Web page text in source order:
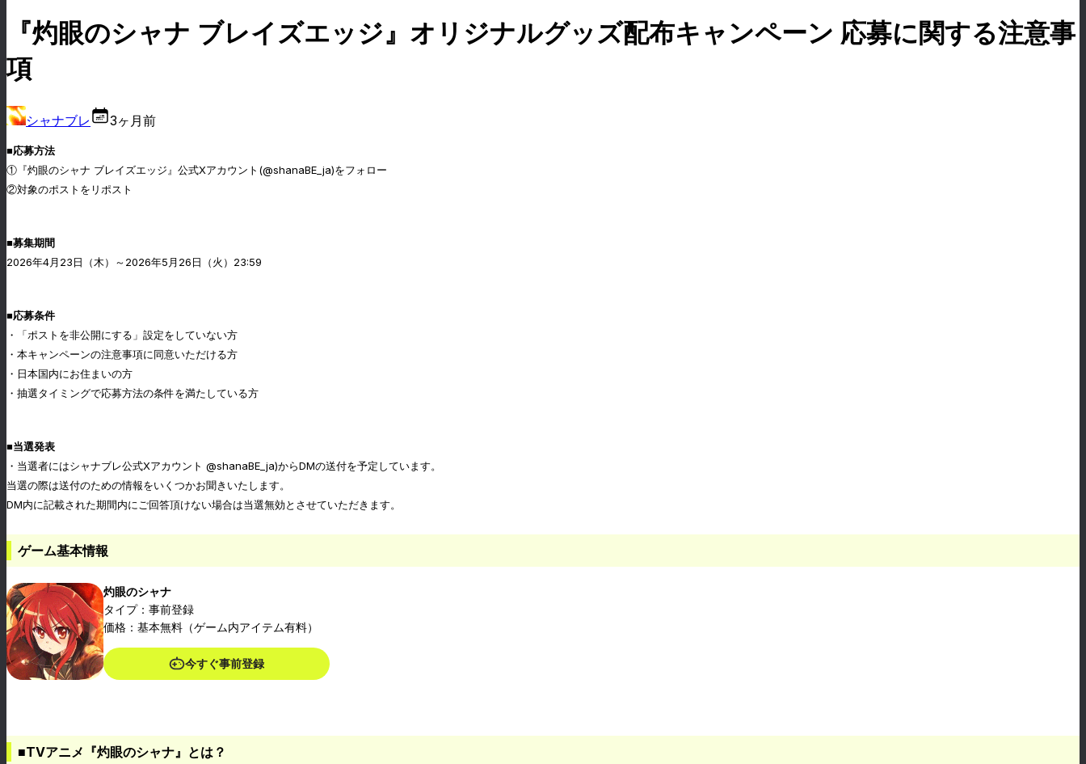
『灼眼のシャナ ブレイズエッジ』オリジナルグッズ配布キャンペーン 応募に関する注意事
項
シャナブレ 3ヶ月前
■応募方法
①『灼眼のシャナ ブレイズエッジ』公式Xアカウント(@shanaBE_ja)をフォロー
②対象のポストをリポスト
■募集期間
2026年4月23日（木）～2026年5月26日（火）23:59
■応募条件
・「ポストを非公開にする」設定をしていない方
・本キャンペーンの注意事項に同意いただける方
・日本国内にお住まいの方
・抽選タイミングで応募方法の条件を満たしている方
■当選発表
・当選者にはシャナブレ公式Xアカウント @shanaBE_ja)からDMの送付を予定しています。
当選の際は送付のための情報をいくつかお聞きいたします。
DM内に記載された期間内にご回答頂けない場合は当選無効とさせていただきます。
ゲーム基本情報
灼眼のシャナ
タイプ：事前登録
価格：基本無料（ゲーム内アイテム有料）
今すぐ事前登録
■TVアニメ『灼眼のシャナ』とは？